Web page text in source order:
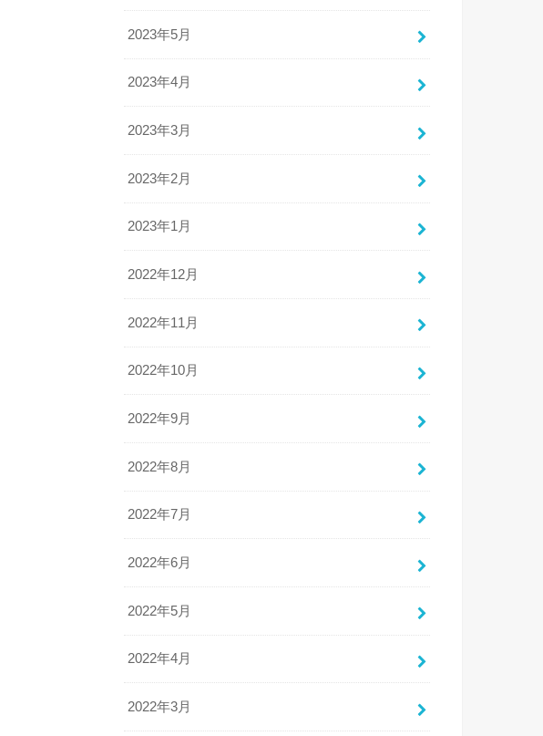
2023年5月
2023年4月
2023年3月
2023年2月
2023年1月
2022年12月
2022年11月
2022年10月
2022年9月
2022年8月
2022年7月
2022年6月
2022年5月
2022年4月
2022年3月